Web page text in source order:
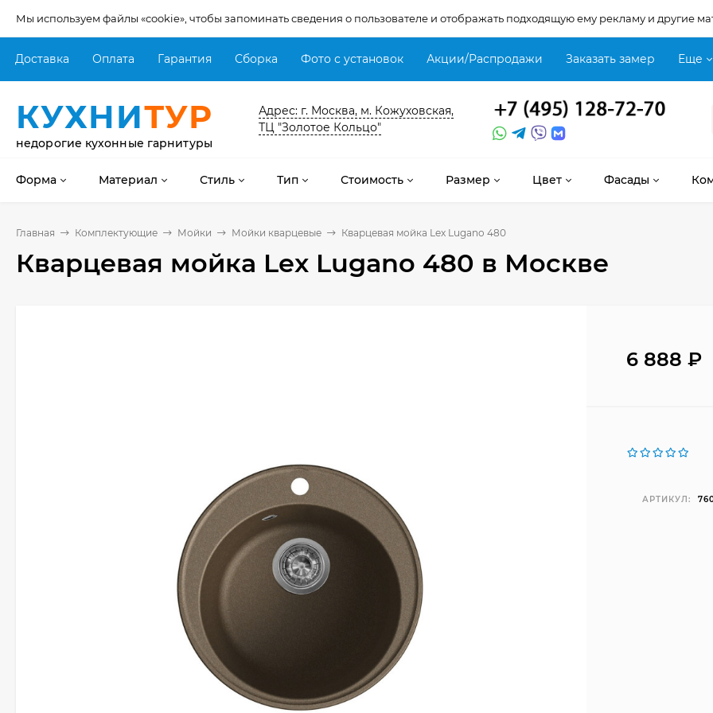
Мы используем файлы «cookie», чтобы запоминать сведения о пользователе и отображать подходящую ему рекламу и другие
Доставка Оплата Гарантия Сборка Фото с установок Акции/Распродажи Заказать замер Еще
КУХНИТУР
недорогие кухонные гарнитуры
Адрес: г. Москва, м. Кожуховская,
ТЦ "Золотое Кольцо"
Форма Материал Стиль Тип Стоимость Размер Цвет Фасады
Главная Комплектующие Мойки Мойки кварцевые Кварцевая мойка Lex Lugano 480
Кварцевая мойка Lex Lugano 480 в Москве
6 888₽
АРТИКУЛ: